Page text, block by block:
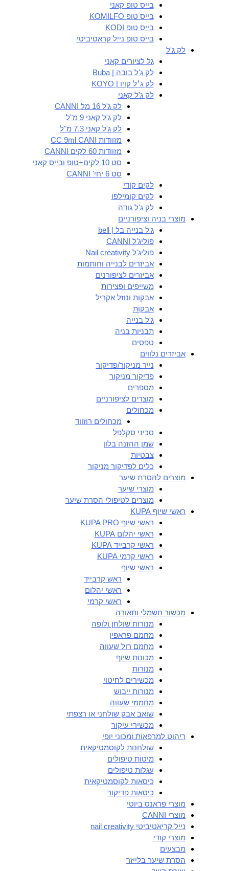
בייס טופ קאני
בייס טופ KOMILFO
בייס טופ KODI
בייס טופ נייל קראטיביטי
לק ג'ל
גל לציורים קאני
לק ג'ל בובה | Buba
לק ג׳ל קויו | KOYO
לק ג'ל קאני
לק ג'ל 16 מל CANNI
לק ג'ל קאני 9 מ"ל
לק ג'ל קאני 7.3 מ"ל
מזוודות CC 9ml CANI
מזוודות 60 לקים CANNI
סט 10 לקים+טופ ובייס קאני
סט 6 יחי' CANNI
לקים קודי
לקים קומילפו
לק ג'ל גודה
מוצרי בניה וציפורניים
ג'ל בנייה בל | bell
פוליג'ל CANNI
פוליג'ל Nail creativity
אביזרים לבנייה וחותמות
אביזרים לציפורנים
משייפים ופצירות
אבקות ונוזל אקריל
אבקות
ג'ל בנייה
תבניות בניה
טפסים
אביזרים נלווים
נייר מניקור/פדיקור
פדיקור מניקור
מספרים
מוצרים לציפורניים
מכחולים
מכחולים רוזווד
סכיני סקלפל
שמן ההזנה בלון
צבטיות
כלים לפדיקור מניקור
מוצרים להסרת שיער
מוצרי שיער
מוצרים לטיפולי הסרת שיער
ראשי שיוף KUPA
ראשי שיוף KUPA PRO
ראשי יהלום KUPA
ראשי קרבייד KUPA
ראשי קרמי KUPA
ראשי שיוף
ראש קרבייד
ראשי יהלום
ראשי קרמי
מכשור חשמלי ותאורה
מנורות שולחן ולופה
מחמם פראפין
מחמם רול שעווה
מכונות שיוף
מנורות
מכשירים לחיטוי
מנורות ייבוש
מחממי שעווה
שואב אבק שולחני או רצפתי
מכשירי עיקור
ריהוט למרפאות ומכוני יופי
שולחנות לקוסמטיקאית
מיטות טיפולים
עגלות טיפולים
כיסאות לקוסמטיקאית
כיסאות פדיקור
מוצרי פראנס ביוטי
מוצרי CANNI
נייל קריאטיביטי nail creativity
מוצרי קודי
מבצעים
הסרת שיער בלייזר